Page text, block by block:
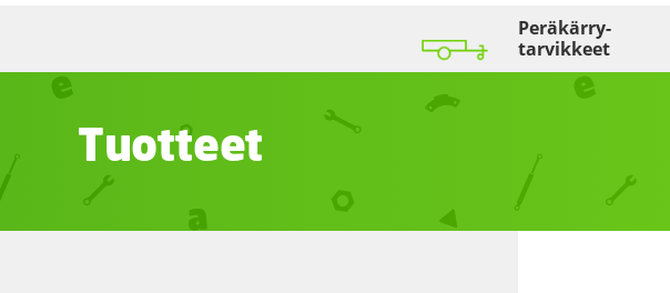
Peräkärry­
tarvikkeet
Tuotteet